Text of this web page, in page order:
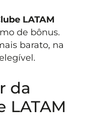
LATAM
de bônus.
barato, na
da
LATAM